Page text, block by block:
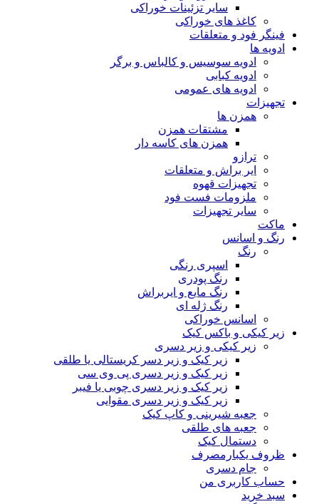
سایر تزئینات خوراکی
کاغذ های خوراکی
فینگر فود و متعلقات
ادویه ها
ادویه سوسیس و کالباس و برگر
ادویه کبابی
ادویه های عمومی
تجهیزات
همزن ها
مشتقات همزن
همزن های کاسه دار
ترازو
ایر براش و متعلقات
تجهیزات قهوه
ملزومات فست فود
سایر تجهیزات
ماکت
رنگ و اسانس
رنگ
اسپری رنگی
رنگ پودری
رنگ مایع و ایربراش
رنگ ژله ای
اسانس خوراکی
زیر کیکی و باکس کیک
زیر کیکی و زیر دسری
زیر کیک و زیر دسر کریستالی یا طلقی
زیر کیک و زیر دسری پی وی سی
زیر کیک و زیر دسری چوبی یا فیبر
زیر کیک و زیر دسری مقوایی
جعبه شیرینی و کاپ کیک
جعبه های طلقی
دستمال کیک
ظروف یکبارمصرف
جام دسری
حساب کاربری من
سبد خرید